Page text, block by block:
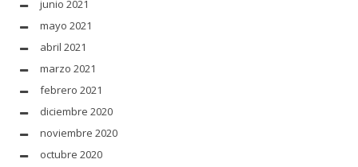
junio 2021
mayo 2021
abril 2021
marzo 2021
febrero 2021
diciembre 2020
noviembre 2020
octubre 2020